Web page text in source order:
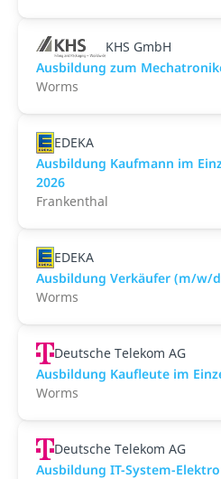
KHS GmbH
Ausbildung zum
Worms
EDEKA
Ausbildung Kaufmann im
2026
Frankenthal
EDEKA
Ausbildung Verkäufer (m/w/
Worms
Deutsche Telekom AG
Ausbildung Kaufleute im
Worms
Deutsche Telekom AG
Ausbildung IT-System-